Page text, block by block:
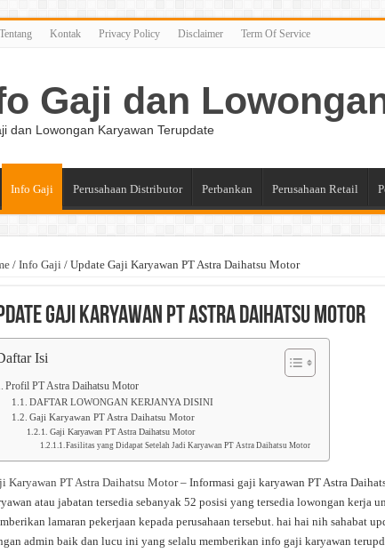
Tentang Kontak Privacy Policy Disclaimer Term Of Service
Gaji dan
dan Lowongan Karyawan Terupdate
Info Gaji Perusahaan Distributor Perbankan Perusahaan Retail
/ Info Gaji / Update Gaji Karyawan PT Astra Daihatsu Motor
Gaji Karyawan PT Astra Daihatsu Motor
Isi
Profil PT Astra Daihatsu Motor
DAFTAR LOWONGAN KERJANYA DISINI
Gaji Karyawan PT Astra Daihatsu Motor
Gaji Karyawan PT Astra Daihatsu Motor
Fasilitas yang Didapat Setelah Jadi Karyawan PT Astra Daihatsu Motor
Karyawan PT Astra Daihatsu Motor– Informasi gaji karyawan PT Astra
atau jabatan tersedia sebanyak 52 posisi yang tersedia lowongan kerja
lamaran pekerjaan kepada perusahaan tersebut. hai hai nih sahabat
admin baik dan lucu ini yang selalu memberikan info gaji karyawan